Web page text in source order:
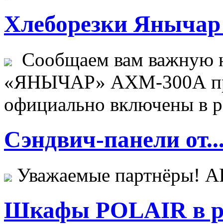
Хлеборезки Янычар
Сообщаем вам важную
«ЯНЫЧАР» АХМ-300А
официально включены в
Сэндвич-панели
Уважаемые
Шкафы POLAIR в